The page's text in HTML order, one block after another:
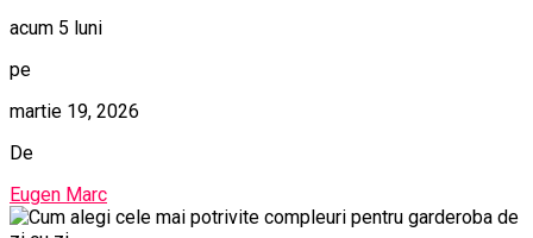
acum 5 luni
pe
martie 19, 2026
De
Eugen Marc